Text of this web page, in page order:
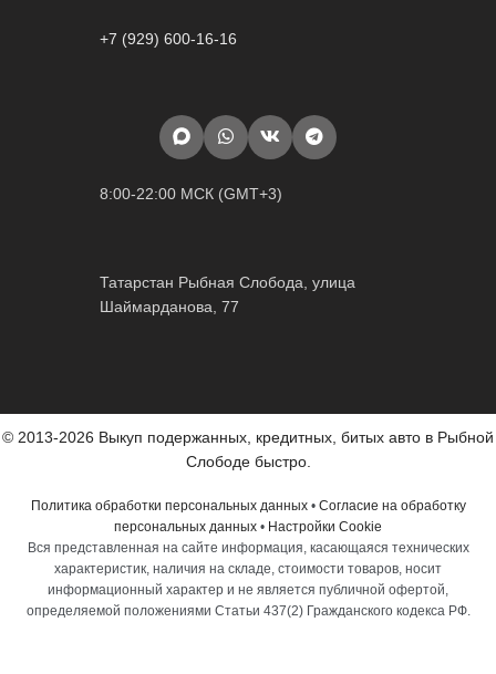
+7 (929) 600-16-16
8:00-22:00 МСК (GMT+3)
Татарстан Рыбная Слобода, улица
Шаймарданова, 77
© 2013-2026 Выкуп подержанных, кредитных, битых авто в Рыбной
Слободе быстро.
Политика обработки персональных данных• Согласие на обработку
персональных данных • Настройки Cookie
Вся представленная на сайте информация, касающаяся технических
характеристик, наличия на складе, стоимости товаров, носит
информационный характер и не является публичной офертой,
определяемой положениями Статьи 437(2) Гражданского кодекса РФ.